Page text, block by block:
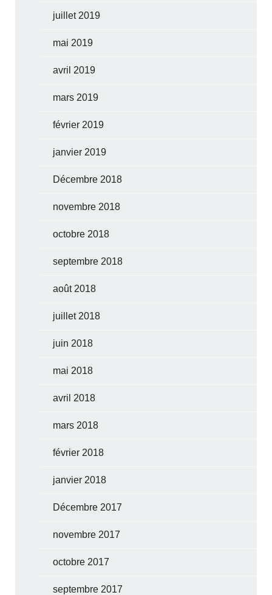
juillet 2019
mai 2019
avril 2019
mars 2019
février 2019
janvier 2019
Décembre 2018
novembre 2018
octobre 2018
septembre 2018
août 2018
juillet 2018
juin 2018
mai 2018
avril 2018
mars 2018
février 2018
janvier 2018
Décembre 2017
novembre 2017
octobre 2017
septembre 2017